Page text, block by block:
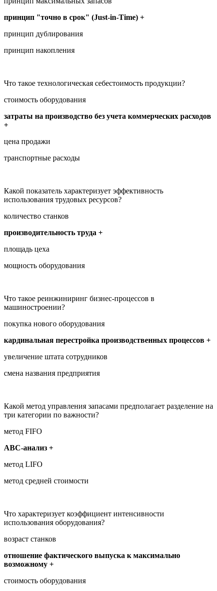
принцип "точно в срок" (Just-in-Time) +
принцип дублирования
принцип накопления
Что такое технологическая себестоимость продукции?
стоимость оборудования
затраты на производство без учета коммерческих расходов
+
цена продажи
транспортные расходы
Какой показатель характеризует эффективность
использования трудовых ресурсов?
количество станков
производительность труда +
площадь цеха
мощность оборудования
Что такое реинжиниринг бизнес-процессов в
машиностроении?
покупка нового оборудования
кардинальная перестройка производственных процессов +
увеличение штата сотрудников
смена названия предприятия
Какой метод управления запасами предполагает разделение на
три категории по важности?
метод FIFO
ABC-анализ +
метод LIFO
метод средней стоимости
Что характеризует коэффициент интенсивности
использования оборудования?
возраст станков
отношение фактического выпуска к максимально
возможному +
стоимость оборудования